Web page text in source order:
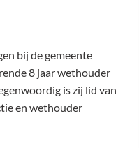
bij de gemeente
8 jaar wethouder
is zij lid van
en wethouder